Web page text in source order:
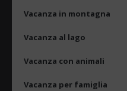
Vacanza in montagna
Vacanza al lago
Vacanza con animali
Vacanza per famiglia